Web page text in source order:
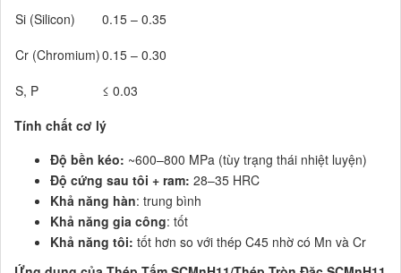
Si (Silicon)
0.15 – 0.35
Cr (Chromium)0.15 – 0.30
S, P
≤ 0.03
Tính chất cơ lý
Độ bền kéo: ~600–800 MPa (tùy trạng thái nhiệt luyện)
Độ cứng sau tôi + ram: 28–35 HRC
Khả năng hàn: trung bình
Khả năng gia công: tốt
Khả năng tôi: tốt hơn so với thép C45 nhờ có Mn và Cr